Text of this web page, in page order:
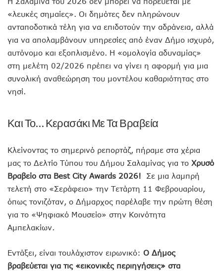
«λευκές σημαίες». Οι δημότες δεν πληρώνουν
ανταποδοτικά τέλη για να επιδοτούν την αδράνεια, αλλά
για να απολαμβάνουν υπηρεσίες από έναν Δήμο ισχυρό,
αυτόνομο και εξοπλισμένο. Η «ομολογία αδυναμίας»
στη μελέτη 02/2026 πρέπει να γίνει η αφορμή για μια
συνολική αναθεώρηση του μοντέλου καθαριότητας στο
νησί.
Και Το… Κερασάκι Με Τα Βραβεία
Κλείνοντας το σημερινό ρεπορτάζ, πήραμε στα χέρια
μας το Δελτίο Τύπου του Δήμου Σαλαμίνας για το Χρυσό
Βραβείο στα Best City Awards 2026! Σε μια λαμπρή
τελετή στο «Σεράφειο» την Τετάρτη 11 Φεβρουαρίου,
όπως τονιζόταν, ο Δήμαρχος παρέλαβε την πρώτη θέση
για το «Ψηφιακό Μουσείο» στην Κοινότητα
Αμπελακίων.
Εντάξει, είναι τουλάχιστον ειρωνικό: Ο Δήμος
βραβεύεται για τις «εικονικές περιηγήσεις» στα